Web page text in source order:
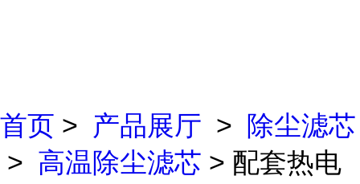
首页 > 产品展厅 >
除尘滤芯
> 高温除尘滤芯 > 配套热电